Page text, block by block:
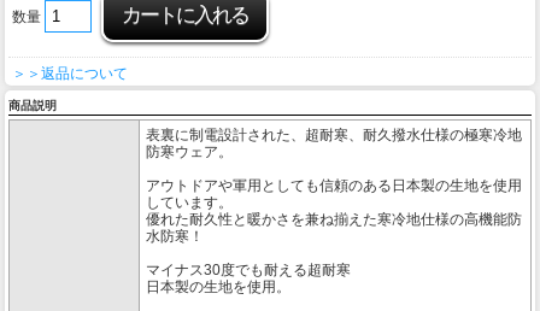
数量
＞＞返品について
商品説明
表裏に制電設計された、超耐寒、耐久撥水仕様の極寒冷地
防寒ウェア。
アウトドアや軍用としても信頼のある日本製の生地を使用
しています。
優れた耐久性と暖かさを兼ね揃えた寒冷地仕様の高機能防
水防寒！
マイナス30度でも耐える超耐寒
日本製の生地を使用。